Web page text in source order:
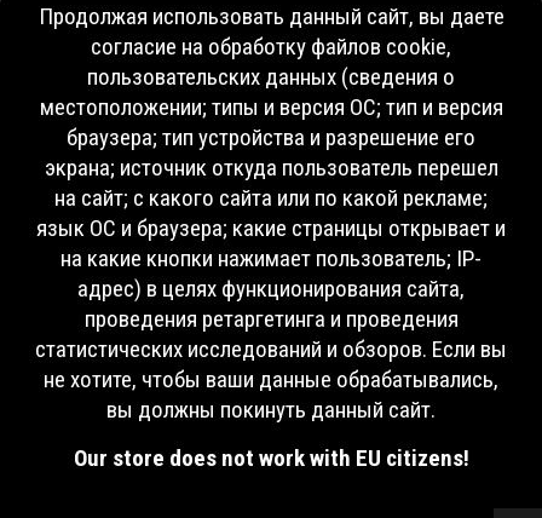
Продолжая использовать данный сайт, вы даете
согласие на обработку файлов cookie,
пользовательских данных (сведения о
местоположении; типы и версия ОС; тип и версия
браузера; тип устройства и разрешение его
экрана; источник откуда пользователь перешел
на сайт; с какого сайта или по какой рекламе;
язык ОС и браузера; какие страницы открывает и
на какие кнопки нажимает пользователь; IP-
адрес) в целях функционирования сайта,
проведения ретаргетинга и проведения
статистических исследований и обзоров. Если вы
не хотите, чтобы ваши данные обрабатывались,
вы должны покинуть данный сайт.
Our store does not work with EU citizens!